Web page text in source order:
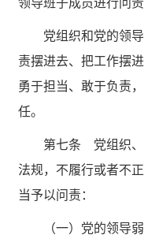
领导班子成员进行问责
党组织和党的领导
责摆进去、把工作摆
勇于担当、敢于负责
任。
第七条 党组织、党
法规，不履行或者不
当予以问责：
（一）党的领导弱